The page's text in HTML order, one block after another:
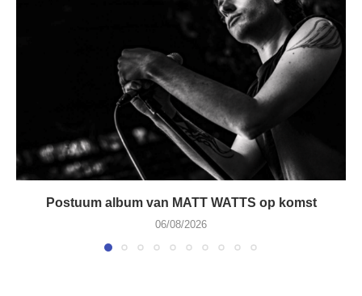
Postuum album van MATT WATTS op komst
06/08/2026